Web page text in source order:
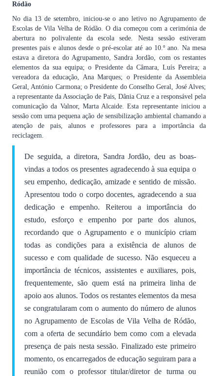
Ródão
No dia 13 de setembro, iniciou-se o ano letivo no Agrupamento de
Escolas de Vila Velha de Ródão. O dia começou com a cerimónia de
abertura no polivalente da escola sede. Nesta sessão estiveram
presentes pais e alunos desde o pré-escolar até ao 10.º ano. Na mesa
estava a diretora do Agrupamento, Sandra Jordão, com os restantes
elementos da sua equipa; o Presidente da Câmara, Luís Pereira; a
vereadora da educação, Ana Marques; o Presidente da Assembleia
Geral, António Carmona; o Presidente do Conselho Geral, José Alves;
a representante da Associação de Pais, Dânia Cruz e a responsável pela
comunicação da Valnor, Marta Alcaide. Esta representante iniciou a
sessão com uma pequena ação de sensibilização ambiental chamando a
atenção de pais, alunos e professores para a importância da
reciclagem.
De seguida, a diretora, Sandra Jordão, deu as boas-
vindas a todos os presentes agradecendo à sua equipa o
seu empenho, dedicação, amizade e sentido de missão.
Apresentou todo o corpo docentes, agradecendo a sua
dedicação e empenho. Reiterou a importância do
estudo, esforço e empenho por parte dos alunos,
recordando que o Agrupamento e o município criam
todas as condições para a existência de alunos de
sucesso e com qualidade de sucesso. Não esqueceu a
importância de técnicos, assistentes e auxiliares, pois,
frequentemente, são quem está na primeira linha de
apoio aos alunos. Todos os restantes elementos da mesa
se congratularam com o aumento do número de alunos
no Agrupamento de Escolas de Vila Velha de Ródão,
com a oferta de secundário bem como com a elevada
presença de pais nesta sessão. Finalizado este primeiro
momento, os encarregados de educação seguiram para a
reunião com o professor titular/diretor de turma ou